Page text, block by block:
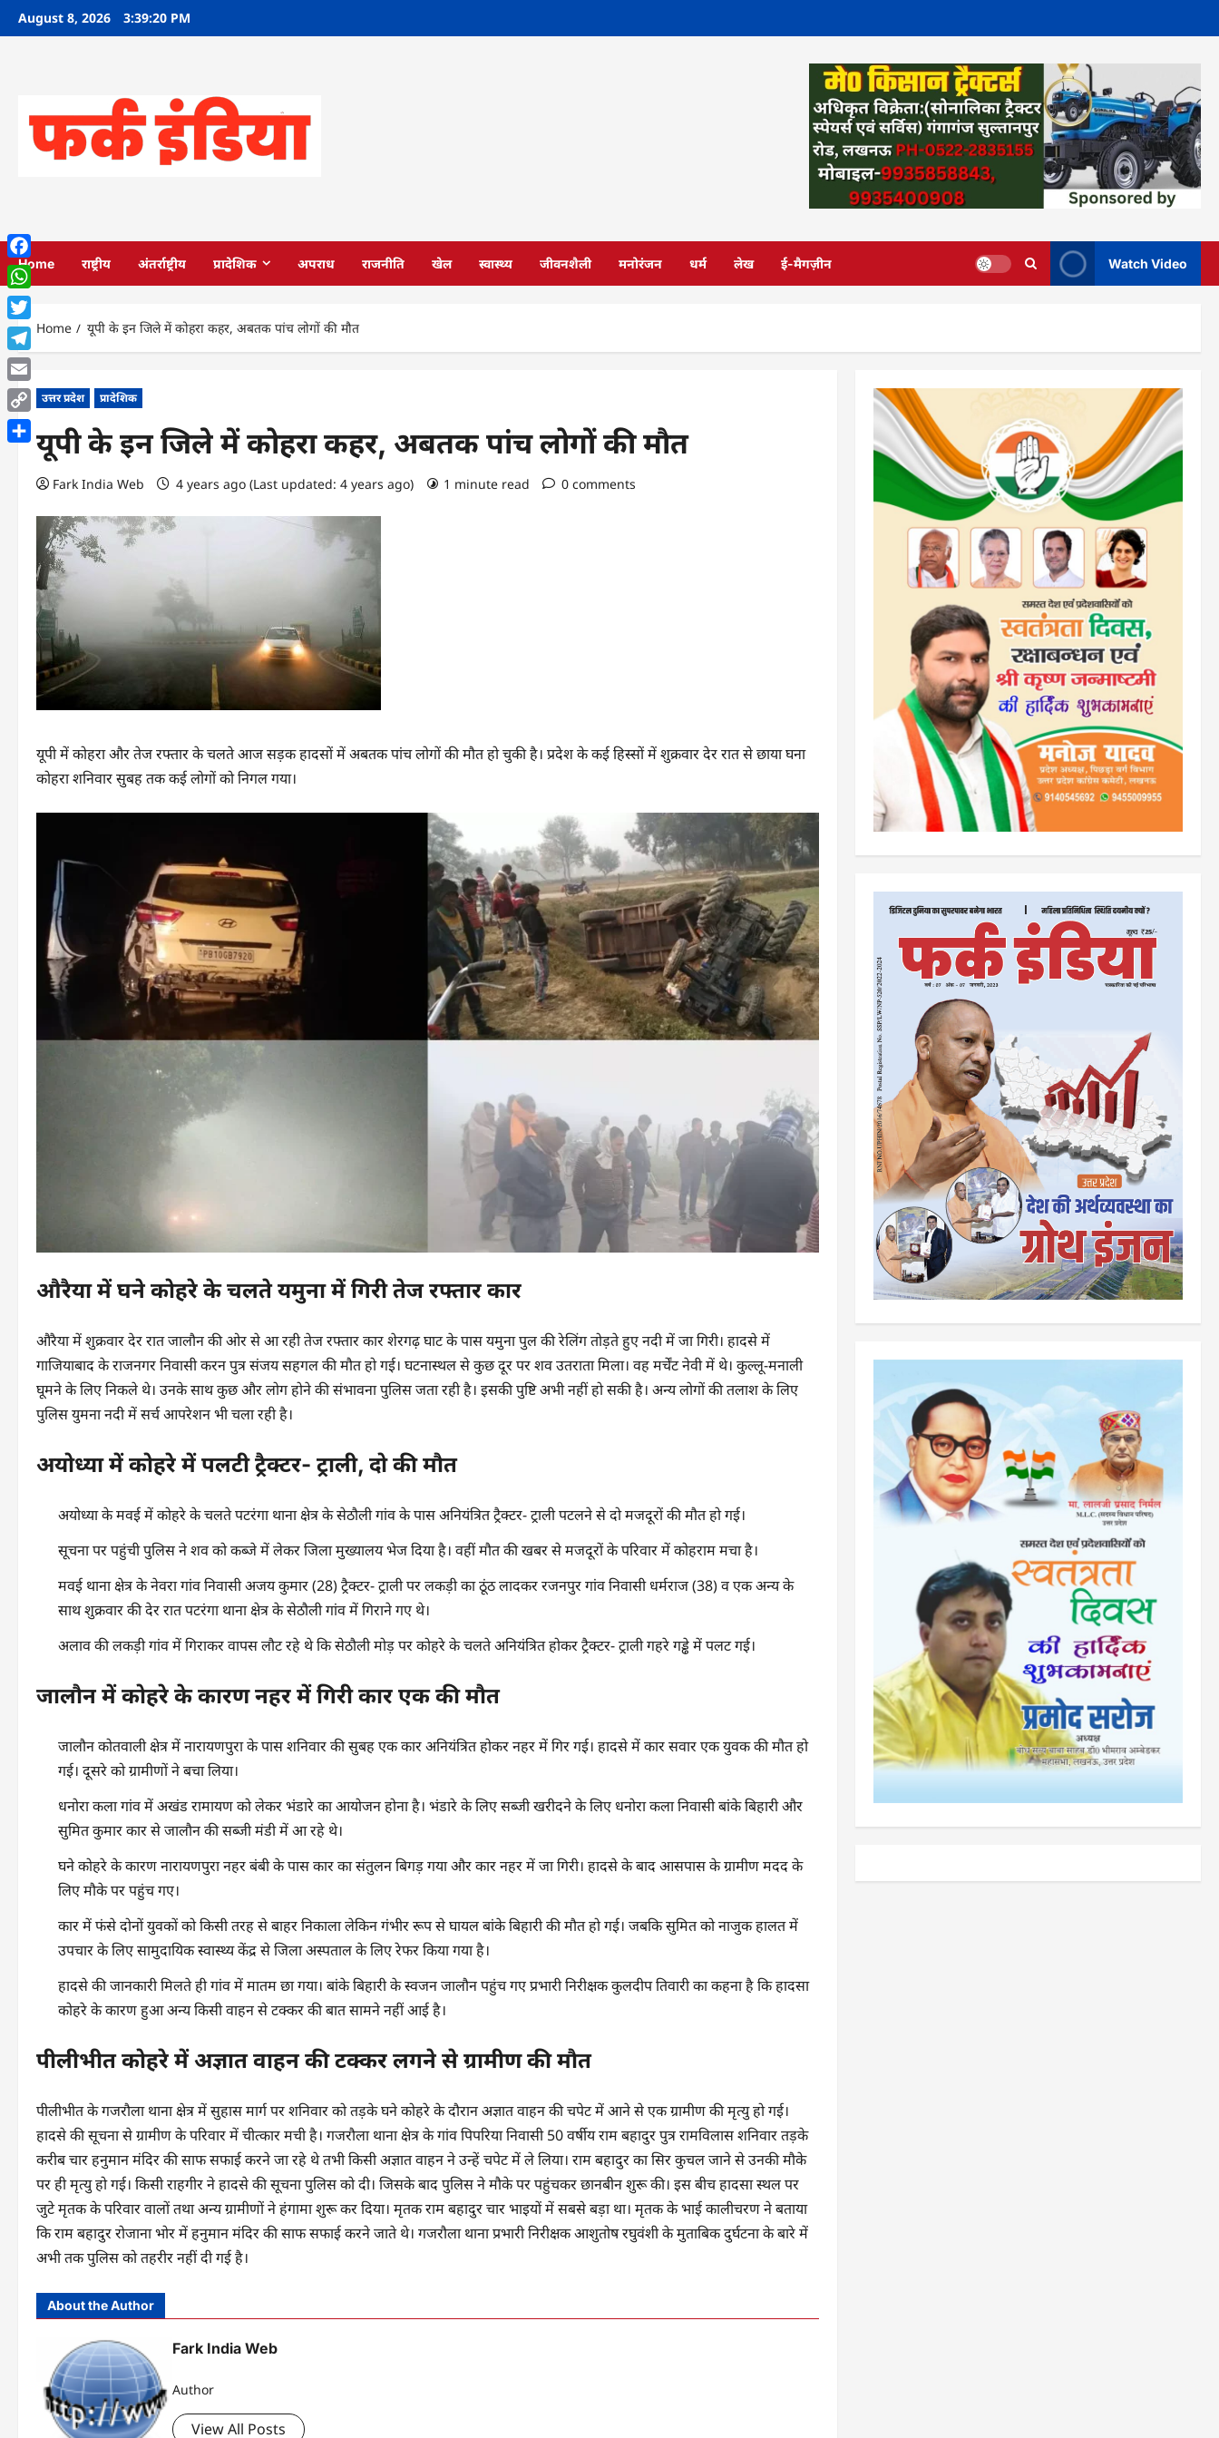
SkipAugust 8, 2026 3:39:22 PM
Home राष्ट्रीय अंतर्राष्ट्रीय प्रादेशिक अपराध राजनीति खेल स्वास्थ्य जीवनशैली मनोरंजन धर्म लेख ई-मैगज़ीन Watch Video
Home यूपी के इन ज‍िले में कोहरा कहर, अबतक पांच लोगों की मौत
उत्तर प्रदेश प्रादेशिक
यूपी के इन ज‍िले में कोहरा कहर, अबतक पांच लोगों की मौत
Fark India Web 4 years ago (Last updated: 4 years ago) 1 minute read 0 comments
यूपी में कोहरा और तेज रफ्तार के चलते आज सड़क हादसों में अबतक पांच लोगों की मौत हो चुकी है। प्रदेश के कई ह‍िस्‍सों में शुक्रवार देर रात से छाया घना
कोहरा शन‍िवार सुबह तक कई लोगों को न‍िगल गया।
औरैया में घने कोहरे के चलते यमुना में ग‍िरी तेज रफ्तार कार
औरैया में शुक्रवार देर रात जालौन की ओर से आ रही तेज रफ्तार कार शेरगढ़ घाट के पास यमुना पुल की रेलिंग तोड़ते हुए नदी में जा गिरी। हादसे में
गाजियाबाद के राजनगर निवासी करन पुत्र संजय सहगल की मौत हो गई। घटनास्थल से कुछ दूर पर शव उतराता मिला। वह मर्चेंट नेवी में थे। कुल्लू-मनाली
घूमने के लिए निकले थे। उनके साथ कुछ और लोग होने की संभावना पुलिस जता रही है। इसकी पुष्टि अभी नहीं हो सकी है। अन्‍य लोगों की तलाश के ल‍िए
पुल‍िस युमना नदी में सर्च आपरेशन भी चला रही है।
अयोध्‍या में कोहरे में पलटी ट्रैक्टर- ट्राली, दो की मौत
अयोध्‍या के मवई में कोहरे के चलते पटरंगा थाना क्षेत्र के सेठौली गांव के पास अनियंत्रित ट्रैक्टर- ट्राली पटलने से दो मजदूरों की मौत हो गई।
सूचना पर पहुंची पुलिस ने शव को कब्जे में लेकर जिला मुख्यालय भेज दिया है। वहीं मौत की खबर से मजदूरों के परिवार में कोहराम मचा है।
मवई थाना क्षेत्र के नेवरा गांव निवासी अजय कुमार (28) ट्रैक्टर- ट्राली पर लकड़ी का ठूंठ लादकर रजनपुर गांव निवासी धर्मराज (38) व एक अन्य के
साथ शुक्रवार की देर रात पटरंगा थाना क्षेत्र के सेठौली गांव में गिराने गए थे।
अलाव की लकड़ी गांव में गिराकर वापस लौट रहे थे कि सेठौली मोड़ पर कोहरे के चलते अनियंत्रित होकर ट्रैक्टर- ट्राली गहरे गड्ढे में पलट गई।
जालौन में कोहरे के कारण नहर में गिरी कार एक की मौत
जालौन कोतवाली क्षेत्र में नारायणपुरा के पास शनिवार की सुबह एक कार अनियंत्रित होकर नहर में गिर गई। हादसे में कार सवार एक युवक की मौत हो
गई। दूसरे को ग्रामीणों ने बचा लिया।
धनोरा कला गांव में अखंड रामायण को लेकर भंडारे का आयोजन होना है। भंडारे के लिए सब्जी खरीदने के लिए धनोरा कला निवासी बांके बिहारी और
सुमित कुमार कार से जालौन की सब्जी मंडी में आ रहे थे।
घने कोहरे के कारण नारायणपुरा नहर बंबी के पास कार का संतुलन बिगड़ गया और कार नहर में जा गिरी। हादसे के बाद आसपास के ग्रामीण मदद के
लिए मौके पर पहुंच गए।
कार में फंसे दोनों युवकों को किसी तरह से बाहर निकाला लेकिन गंभीर रूप से घायल बांके बिहारी की मौत हो गई। जबकि सुमित को नाजुक हालत में
उपचार के लिए सामुदायिक स्वास्थ्य केंद्र से जिला अस्पताल के लिए रेफर किया गया है।
हादसे की जानकारी मिलते ही गांव में मातम छा गया। बांके बिहारी के स्वजन जालौन पहुंच गए प्रभारी निरीक्षक कुलदीप तिवारी का कहना है कि हादसा
कोहरे के कारण हुआ अन्य किसी वाहन से टक्कर की बात सामने नहीं आई है।
पीलीभीत कोहरे में अज्ञात वाहन की टक्कर लगने से ग्रामीण की मौत
पीलीभीत के गजरौला थाना क्षेत्र में सुहास मार्ग पर शनिवार को तड़के घने कोहरे के दौरान अज्ञात वाहन की चपेट में आने से एक ग्रामीण की मृत्यु हो गई।
हादसे की सूचना से ग्रामीण के परिवार में चीत्कार मची है। गजरौला थाना क्षेत्र के गांव पिपरिया निवासी 50 वर्षीय राम बहादुर पुत्र रामविलास शनिवार तड़के
करीब चार हनुमान मंदिर की साफ सफाई करने जा रहे थे तभी किसी अज्ञात वाहन ने उन्हें चपेट में ले लिया। राम बहादुर का सिर कुचल जाने से उनकी मौके
पर ही मृत्यु हो गई। किसी राहगीर ने हादसे की सूचना पुलिस को दी। जिसके बाद पुलिस ने मौके पर पहुंचकर छानबीन शुरू की। इस बीच हादसा स्थल पर
जुटे मृतक के परिवार वालों तथा अन्य ग्रामीणों ने हंगामा शुरू कर दिया। मृतक राम बहादुर चार भाइयों में सबसे बड़ा था। मृतक के भाई कालीचरण ने बताया
कि राम बहादुर रोजाना भोर में हनुमान मंदिर की साफ सफाई करने जाते थे। गजरौला थाना प्रभारी निरीक्षक आशुतोष रघुवंशी के मुताबिक दुर्घटना के बारे में
अभी तक पुलिस को तहरीर नहीं दी गई है।
About the Author
Fark India Web
Author
View All Posts
Facebook
WhatsApp
Twitter
Telegram
Email
Copy
Link
Share